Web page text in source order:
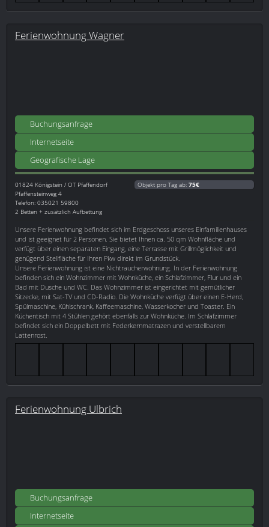
Ferienwohnung Wagner
Buchungsanfrage
Internetseite
Geografische Lage
01824 Königstein / OT Pfaffendorf
Pfaffensteinweg 4
Telefon: 035021 59800
2 Betten + zusätzlich Aufbettung
Objekt pro Tag ab: 75€
Unsere Ferienwohnung befindet sich im Erdgeschoss unseres Einfamilienhauses
und ist geeignet für 2 Personen. Sie bietet Ihnen ca. 50 qm Wohnfläche und
verfügt über einen separaten Eingang, eine Terrasse mit Grillmöglichkeit und
genügend Stellfläche für Ihren Pkw direkt im Grundstück.
Unsere Ferienwohnung ist eine Nichtraucherwohnung. In der Ferienwohnung
befinden sich ein Wohnzimmer mit Wohnküche, ein Schlafzimmer, Flur und ein
Bad mit Dusche und WC. Das Wohnzimmer ist eingerichtet mit gemütlicher
Sitzecke, mit Sat-TV und CD-Radio. Die Wohnküche verfügt über einen E-Herd,
Spülmaschine, Kühlschrank, Kaffeemaschine, Wasserkocher und Toaster. Ein
Küchentisch mit 4 Stühlen gehört ebenfalls zur Wohnküche. Im Schlafzimmer
befindet sich ein Doppelbett mit Federkernmatrazen und verstellbarem
Lattenrost.
Ferienwohnung Ulbrich
Buchungsanfrage
Internetseite